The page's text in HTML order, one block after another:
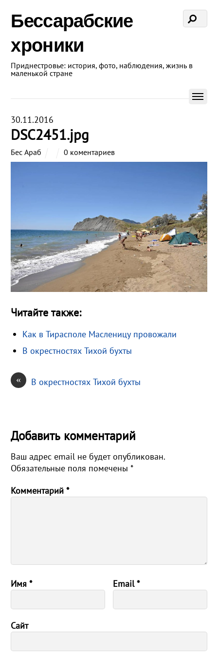
Бессарабские
хроники
Приднестровье: история, фото, наблюдения, жизнь в
маленькой стране
30.11.2016
DSC2451.jpg
Бес Араб 0 коментариев
Читайте также:
Как в Тирасполе Масленицу провожали
В окрестностях Тихой бухты
« В окрестностях Тихой бухты
Добавить комментарий
Ваш адрес email не будет опубликован.
Обязательные поля помечены*
Комментарий*
Имя* Email*
Сайт